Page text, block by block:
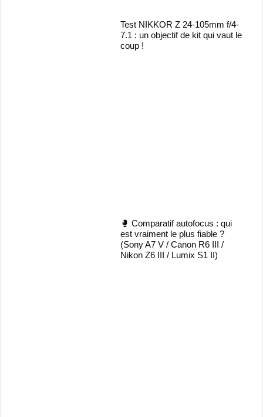
Test NIKKOR Z 24-105mm f/4-
7.1 : un objectif de kit qui vaut le
coup !
🥊 Comparatif autofocus : qui
est vraiment le plus fiable ?
(Sony A7 V / Canon R6 III /
Nikon Z6 III / Lumix S1 II)